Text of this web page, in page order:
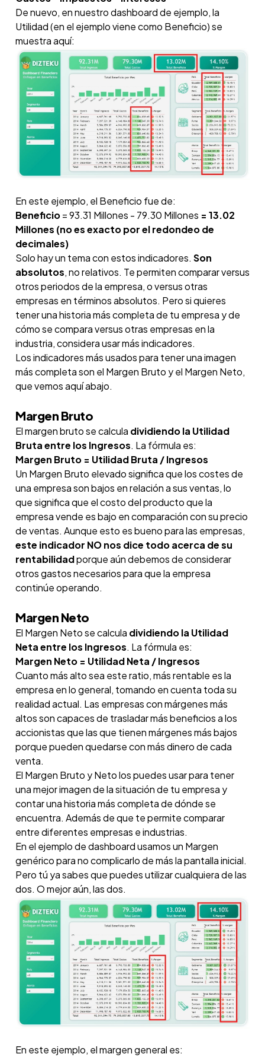
De nuevo, en nuestro dashboard de ejemplo, la
Utilidad (en el ejemplo viene como Beneficio) se
muestra aquí:
En este ejemplo, el Beneficio fue de:
Beneficio= 93.31 Millones - 79.30 Millones = 13.02
Millones (no es exacto por el redondeo de
decimales)
Solo hay un tema con estos indicadores. Son
absolutos, no relativos. Te permiten comparar versus
otros periodos de la empresa, o versus otras
empresas en términos absolutos. Pero si quieres
tener una historia más completa de tu empresa y de
cómo se compara versus otras empresas en la
industria, considera usar más indicadores.
Los indicadores más usados para tener una imagen
más completa son el Margen Bruto y el Margen Neto,
que vemos aquí abajo.
Margen Bruto
El margen bruto se calcula dividiendo la Utilidad
Bruta entre los Ingresos. La fórmula es:
Margen Bruto = Utilidad Bruta / Ingresos
Un Margen Bruto elevado significa que los costes de
una empresa son bajos en relación a sus ventas, lo
que significa que el costo del producto que la
empresa vende es bajo en comparación con su precio
de ventas. Aunque esto es bueno para las empresas,
este indicador NO nos dice todo acerca de su
rentabilidadporque aún debemos de considerar
otros gastos necesarios para que la empresa
continúe operando.
Margen Neto
El Margen Neto se calcula dividiendo la Utilidad
Neta entre los Ingresos. La fórmula es:
Margen Neto = Utilidad Neta / Ingresos
Cuanto más alto sea este ratio, más rentable es la
empresa en lo general, tomando en cuenta toda su
realidad actual. Las empresas con márgenes más
altos son capaces de trasladar más beneficios a los
accionistas que las que tienen márgenes más bajos
porque pueden quedarse con más dinero de cada
venta.
El Margen Bruto y Neto los puedes usar para tener
una mejor imagen de la situación de tu empresa y
contar una historia más completa de dónde se
encuentra. Además de que te permite comparar
entre diferentes empresas e industrias.
En el ejemplo de dashboard usamos un Margen
genérico para no complicarlo de más la pantalla inicial.
Pero tú ya sabes que puedes utilizar cualquiera de las
dos. O mejor aún, las dos.
En este ejemplo, el margen general es: